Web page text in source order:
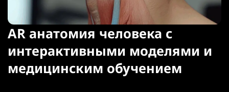
AR анатомия человека с
интерактивными моделями и
медицинским обучением